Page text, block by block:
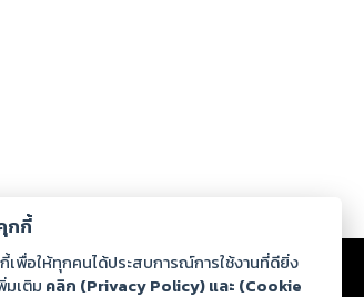
บเรา ดาวน์โหลด
กกี้
กี้เพื่อให้ทุกคนได้ประสบการณ์การใช้งานที่ดียิ่ง
มเติม คลิก (Privacy Policy) และ (Cookie